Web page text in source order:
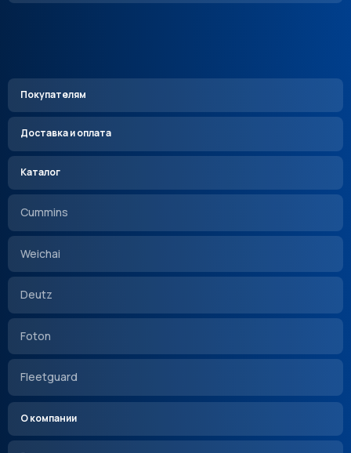
Покупателям
Доставка и оплата
Каталог
Cummins
Weichai
Deutz
Foton
Fleetguard
О компании